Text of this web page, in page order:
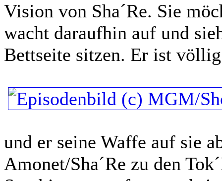
Vision von Sha´Re. Sie
wacht daraufhin auf und
Bettseite sitzen. Er ist
und er seine Waffe auf sie
Amonet/Sha´Re zu den